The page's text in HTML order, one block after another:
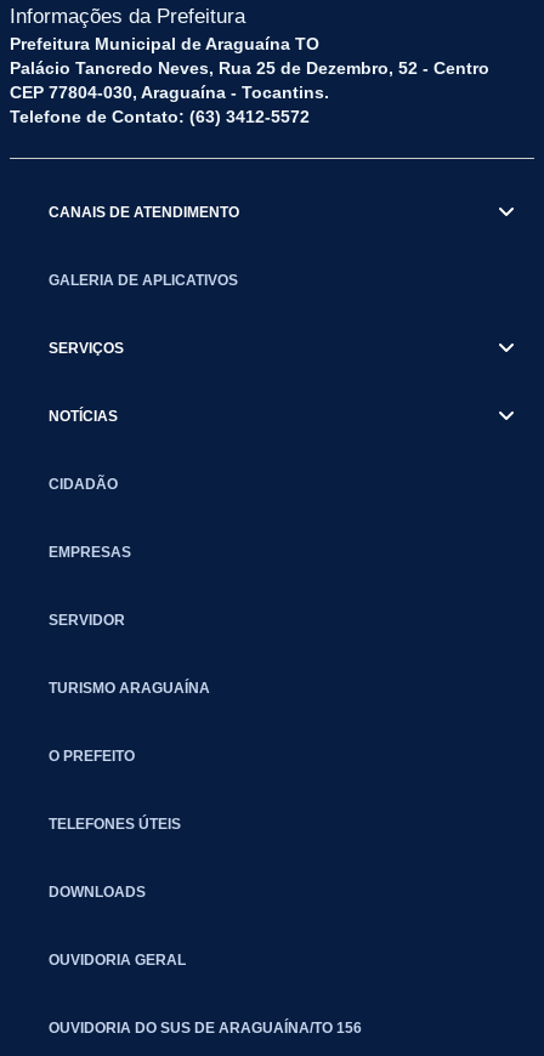
Informações da Prefeitura
Prefeitura Municipal de Araguaína TO
Palácio Tancredo Neves, Rua 25 de Dezembro, 52 - Centro
CEP 77804-030, Araguaína - Tocantins.
Telefone de Contato: (63) 3412-5572
CANAIS DE ATENDIMENTO
GALERIA DE APLICATIVOS
SERVIÇOS
NOTÍCIAS
CIDADÃO
EMPRESAS
SERVIDOR
TURISMO ARAGUAÍNA
O PREFEITO
TELEFONES ÚTEIS
DOWNLOADS
OUVIDORIA GERAL
OUVIDORIA DO SUS DE ARAGUAÍNA/TO 156